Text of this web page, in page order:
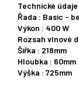
Technické údaje
Řada : Basic -
Výkon : 400 W
Rozsah vlnové
Šířka : 218mm
Hloubka : 60mm
Výška : 725mm